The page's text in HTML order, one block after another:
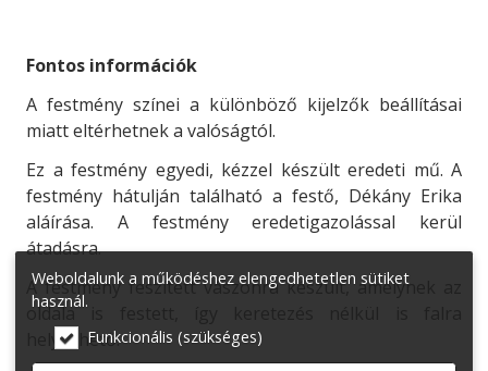
Fontos információk
A festmény színei a különböző kijelzők beállításai
miatt eltérhetnek a valóságtól.
Ez a festmény egyedi, kézzel készült eredeti mű. A
festmény hátulján található a festő, Dékány Erika
aláírása. A festmény eredetigazolással kerül
átadásra.
A festmény feszített vászonra készült, amelynek az
oldala is festett, így keretezés nélkül is falra
helyezhető.
Weboldalunk a működéshez elengedhetetlen sütiket
használ.
Funkcionális (szükséges)